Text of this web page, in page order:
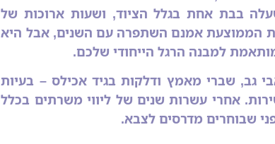
בבת אחת בגלל הציוד, ושעות ארוכות של
הממוצעת אמנם השתפרה עם השנים, אבל היא
למבנה הרגל הייחודי שלכם.
גב, שברי מאמץ ודלקות בגיד אכילס – בעיות
אחרי עשרות שנים של ליווי משרתים בכלל
שבוחרים מדרסים לצבא.